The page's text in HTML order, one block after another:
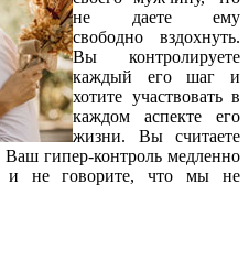
не даете ему
свободно вздохнуть.
Вы контролируете
каждый его шаг и
хотите участвовать в
каждом аспекте его
жизни. Вы считаете
Ваш гипер-контроль медленно
и не говорите, что мы не